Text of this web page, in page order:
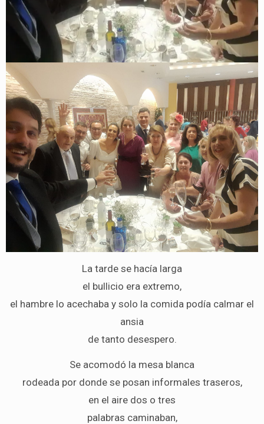
La tarde se hacía larga
el bullicio era extremo,
el hambre lo acechaba y solo la comida podía calmar el
ansia
de tanto desespero.
Se acomodó la mesa blanca
rodeada por donde se posan informales traseros,
en el aire dos o tres
palabras caminaban,